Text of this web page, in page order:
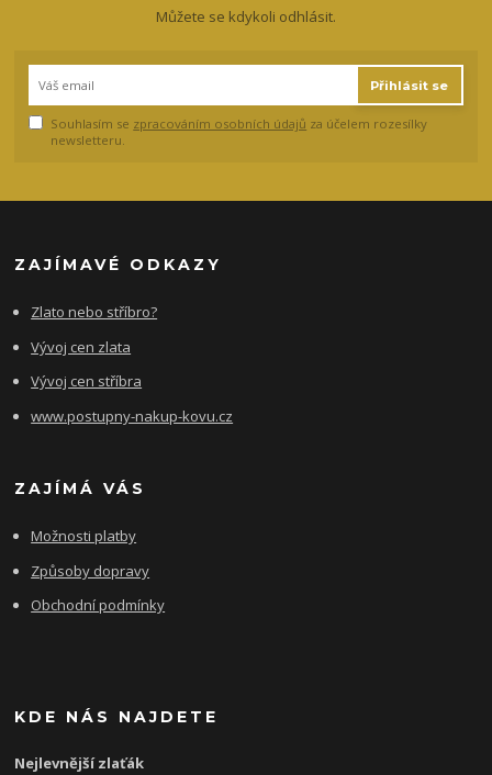
Můžete se kdykoli odhlásit.
Přihlásit se
Souhlasím se zpracováním osobních údajů za účelem rozesílky
newsletteru.
ZAJÍMAVÉ ODKAZY
Zlato nebo stříbro?
Vývoj cen zlata
Vývoj cen stříbra
www.postupny-nakup-kovu.cz
ZAJÍMÁ VÁS
Možnosti platby
Způsoby dopravy
Obchodní podmínky
KDE NÁS NAJDETE
Nejlevnější zlaťák